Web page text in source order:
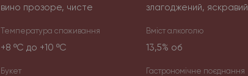
вино прозоре, чисте злагоджений, яскравий
Температура споживання
+8 ºС до +10 ºС
Вміст алкоголю
13,5% об
Букет Гастрономічне поєднання